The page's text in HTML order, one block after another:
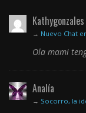
Kathygonzales
→ Nuevo Chat
Ola mami
Analía
→ Socorro, la